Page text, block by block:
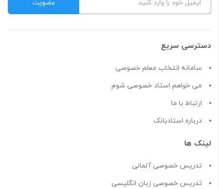
دسترسی سریع
سامانه انتخاب معلم خصوصی
می خواهم استاد خصوصی شوم
ارتباط با ما
درباره استادبانک
لینک ها
تدریس خصوصی آلمانی
تدریس خصوصی زبان انگلیسی